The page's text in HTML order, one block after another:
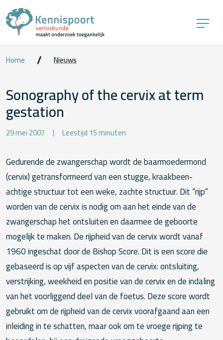
Home Nieuws
Sonography of the cervix at term
gestation
29 mei 2007 Leestijd 15 minuten
Gedurende de zwangerschap wordt de baarmoedermond
(cervix) getransformeerd van een stugge, kraakbeen-
achtige structuur tot een weke, zachte structuur. Dit “rijp”
worden van de cervix is nodig om aan het einde van de
zwangerschap het ontsluiten en daarmee de geboorte
mogelijk te maken. De rijpheid van de cervix wordt vanaf
1960 ingeschat door de Bishop Score. Dit is een score die
gebaseerd is op vijf aspecten van de cervix: ontsluiting,
verstrijking, weekheid en positie van de cervix en de indaling
van het voorliggend deel van de foetus. Deze score wordt
gebruikt om de rijpheid van de cervix voorafgaand aan een
inleiding in te schatten, maar ook om te vroege rijping te